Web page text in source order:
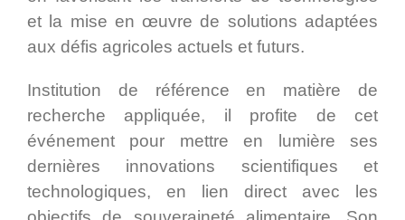
et la mise en œuvre de solutions adaptées
aux défis agricoles actuels et futurs.
Institution de référence en matière de
recherche appliquée, il profite de cet
événement pour mettre en lumière ses
dernières innovations scientifiques et
technologiques, en lien direct avec les